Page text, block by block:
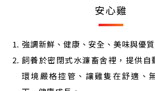
安心雞
強調新鮮、健康、安全、美味與優
飼養於密閉式水濂畜舍裡，提供自
環境嚴格控管、讓雞隻在舒適、